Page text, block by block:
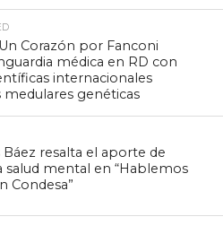
Corazón por Fanconi
médica en RD con
internacionales
medulares genéticas
Báez resalta el aporte de
salud mental en “Hablemos
Condesa”